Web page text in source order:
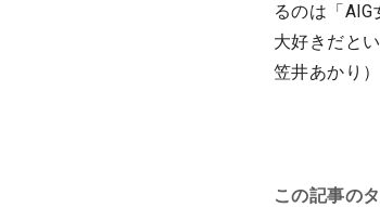
るのは「
大好きだと
笠井あかり）
この記事の